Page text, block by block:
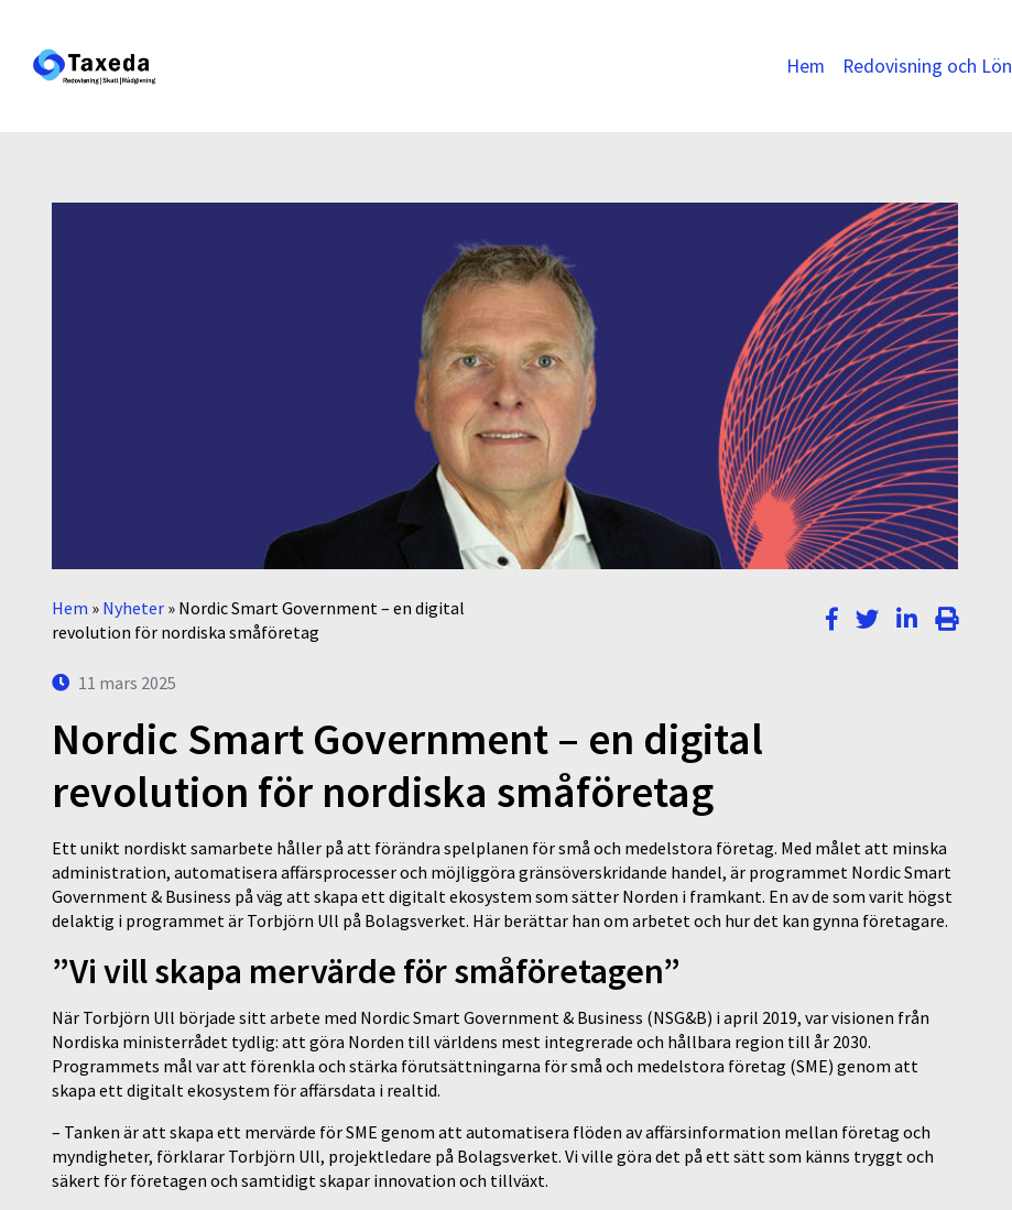
Hem Redovisning och Lön
Hem » Nyheter » Nordic Smart Government – en digital
revolution för nordiska småföretag
11 mars 2025
Nordic Smart Government – en digital
revolution för nordiska småföretag
Ett unikt nordiskt samarbete håller på att förändra spelplanen för små och medelstora företag. Med målet att minska
administration, automatisera affärsprocesser och möjliggöra gränsöverskridande handel, är programmet Nordic Smart
Government & Business på väg att skapa ett digitalt ekosystem som sätter Norden i framkant. En av de som varit högst
delaktig i programmet är Torbjörn Ull på Bolagsverket. Här berättar han om arbetet och hur det kan gynna företagare.
”Vi vill skapa mervärde för småföretagen”
När Torbjörn Ull började sitt arbete med Nordic Smart Government & Business (NSG&B) i april 2019, var visionen från
Nordiska ministerrådet tydlig: att göra Norden till världens mest integrerade och hållbara region till år 2030.
Programmets mål var att förenkla och stärka förutsättningarna för små och medelstora företag (SME) genom att
skapa ett digitalt ekosystem för affärsdata i realtid.
– Tanken är att skapa ett mervärde för SME genom att automatisera flöden av affärsinformation mellan företag och
myndigheter, förklarar Torbjörn Ull, projektledare på Bolagsverket. Vi ville göra det på ett sätt som känns tryggt och
säkert för företagen och samtidigt skapar innovation och tillväxt.